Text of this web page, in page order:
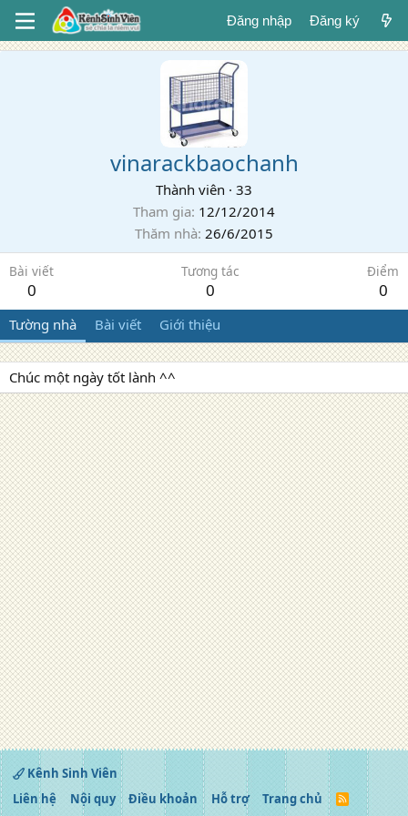
Đăng nhập Đăng ký
vinarackbaochanh
Thành viên · 33
Tham gia 12/12/2014
Thăm nhà 26/6/2015
Bài viết
0
Tương tác
0
Điểm
0
Tường nhà Bài viết Giới thiệu
Chúc một ngày tốt lành ^^
Kênh Sinh Viên
Liên hệ
Nội quy Điều khoản Hỗ trợ Trang chủ
R